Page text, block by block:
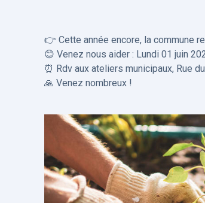
👉 Cette année encore, la commune
😊 Venez nous aider : Lundi 01 juin
⏰ Rdv aux ateliers municipaux, Rue
🙏 Venez nombreux !